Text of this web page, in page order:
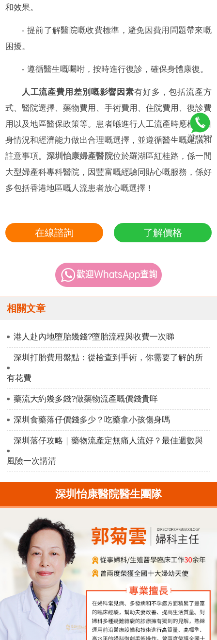
和效果。
- 提前了解醫院嘅收費標準，避免因費用問題帶來嘅
困擾。
- 遵循醫生嘅囑咐，按時進行復診，確保身體康復。
人工流產費用差別嘅影響因素有好多，包括流產方
式、醫院選擇、藥物費用、手術費用、住院費用、復診費
用以及地區醫保政策等。患者喺進行人工流產時應根據自
身情況和經濟能力做出合理嘅選擇，並遵循醫生嘅建議和
註意事項。深圳怡康婦產醫院位於羅湖區紅桂路，係一間
大型婦產科專科醫院，因豐富嘅經驗同貼心嘅服務，係好
多包括香港地區嘅人流患者放心嘅選擇！
在線諮詢 了解價格
相關文章
港人赴內地墮胎幾錢?墮胎流程與收費一次睇
深圳打胎費用盤點：從檢查到手術，你需要了解的所
有花費
藥流大約幾多錢?做藥物流產嘅價錢貴咩
深圳食藥落仔價錢多少？吃藥拿小孩傷身嗎
深圳落仔攻略｜藥物流產定無痛人流好？最佳週數與
風險一次講清
深圳怡康醫院醫生團隊